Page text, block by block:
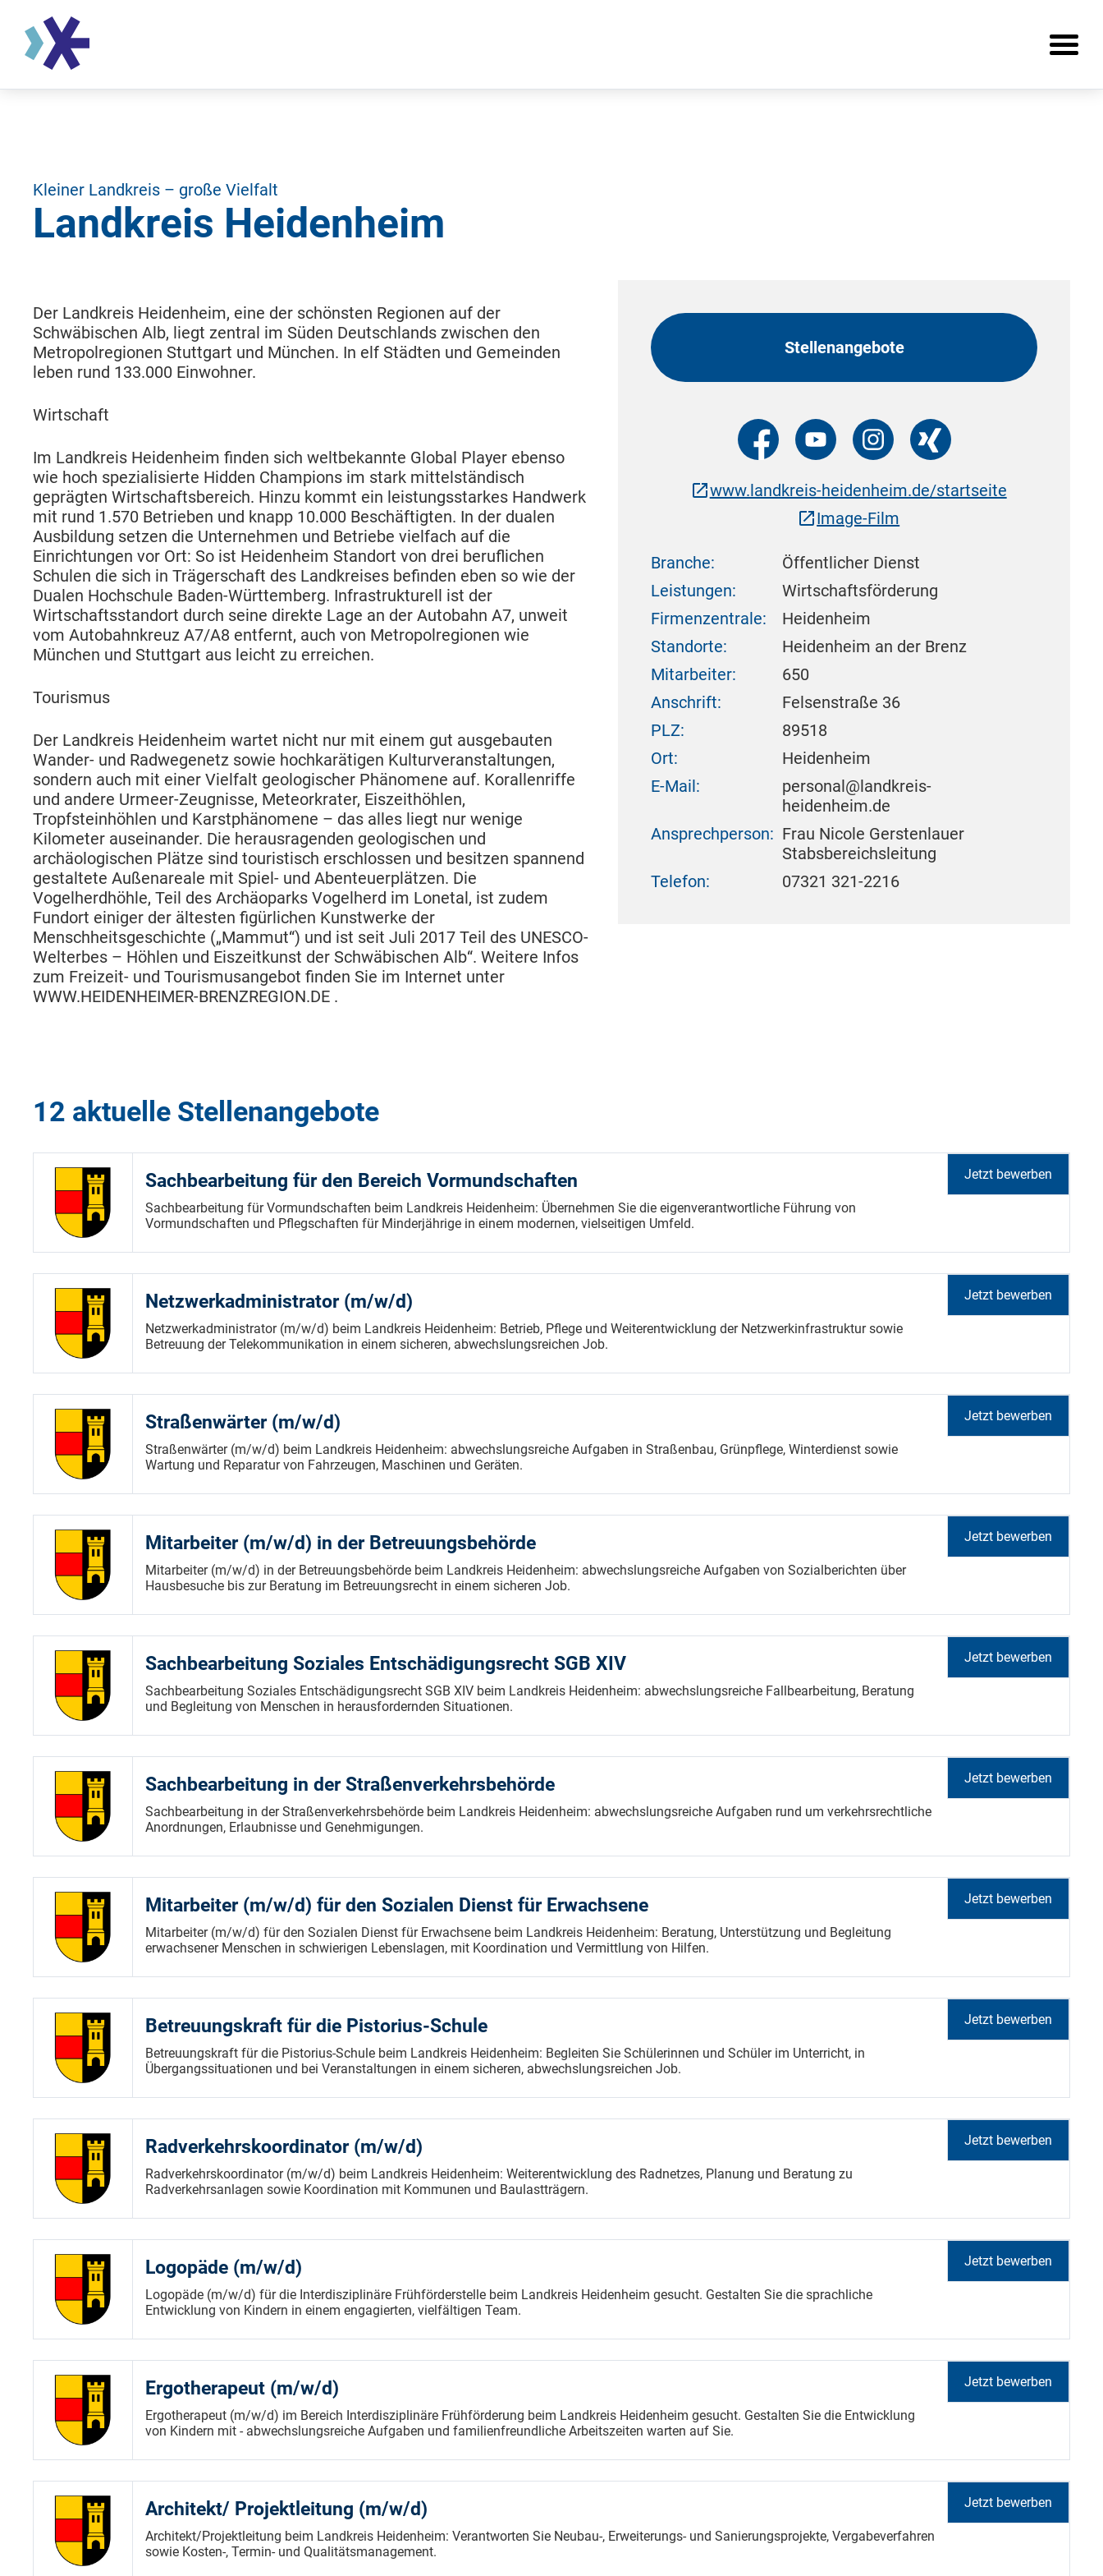
Kleiner Landkreis – große Vielfalt
Landkreis Heidenheim
Der Landkreis Heidenheim, eine der schönsten Regionen auf der
Schwäbischen Alb, liegt zentral im Süden Deutschlands zwischen den
Metropolregionen Stuttgart und München. In elf Städten und Gemeinden
leben rund 133.000 Einwohner.
Wirtschaft
Im Landkreis Heidenheim finden sich weltbekannte Global Player ebenso
wie hoch spezialisierte Hidden Champions im stark mittelständisch
geprägten Wirtschaftsbereich. Hinzu kommt ein leistungsstarkes Handwerk
mit rund 1.570 Betrieben und knapp 10.000 Beschäftigten. In der dualen
Ausbildung setzen die Unternehmen und Betriebe vielfach auf die
Einrichtungen vor Ort: So ist Heidenheim Standort von drei beruflichen
Schulen die sich in Trägerschaft des Landkreises befinden eben so wie der
Dualen Hochschule Baden-Württemberg. Infrastrukturell ist der
Wirtschaftsstandort durch seine direkte Lage an der Autobahn A7, unweit
vom Autobahnkreuz A7/A8 entfernt, auch von Metropolregionen wie
München und Stuttgart aus leicht zu erreichen.
Tourismus
Der Landkreis Heidenheim wartet nicht nur mit einem gut ausgebauten
Wander- und Radwegenetz sowie hochkarätigen Kulturveranstaltungen,
sondern auch mit einer Vielfalt geologischer Phänomene auf. Korallenriffe
und andere Urmeer-Zeugnisse, Meteorkrater, Eiszeithöhlen,
Tropfsteinhöhlen und Karstphänomene – das alles liegt nur wenige
Kilometer auseinander. Die herausragenden geologischen und
archäologischen Plätze sind touristisch erschlossen und besitzen spannend
gestaltete Außenareale mit Spiel- und Abenteuerplätzen. Die
Vogelherdhöhle, Teil des Archäoparks Vogelherd im Lonetal, ist zudem
Fundort einiger der ältesten figürlichen Kunstwerke der
Menschheitsgeschichte („Mammut“) und ist seit Juli 2017 Teil des UNESCO-
Welterbes – Höhlen und Eiszeitkunst der Schwäbischen Alb“. Weitere Infos
zum Freizeit- und Tourismusangebot finden Sie im Internet unter
WWW.HEIDENHEIMER-BRENZREGION.DE .
Stellenangebote
www.landkreis-heidenheim.de/startseite
Image-Film
Branche:
Öffentlicher Dienst
Leistungen:
Wirtschaftsförderung
Firmenzentrale:
Heidenheim
Standorte:
Heidenheim an der Brenz
Mitarbeiter:
650
Anschrift:
Felsenstraße 36
PLZ:
89518
Ort:
Heidenheim
E-Mail:
personal@landkreis-
heidenheim.de
Ansprechperson: Frau Nicole Gerstenlauer
Stabsbereichsleitung
Telefon:
07321 321-2216
12 aktuelle Stellenangebote
Sachbearbeitung für den Bereich Vormundschaften
Sachbearbeitung für Vormundschaften beim Landkreis Heidenheim: Übernehmen Sie die eigenverantwortliche Führung von
Vormundschaften und Pflegschaften für Minderjährige in einem modernen, vielseitigen Umfeld.
Jetzt bewerben
Netzwerkadministrator (m/w/d)
Netzwerkadministrator (m/w/d) beim Landkreis Heidenheim: Betrieb, Pflege und Weiterentwicklung der Netzwerkinfrastruktur sowie
Betreuung der Telekommunikation in einem sicheren, abwechslungsreichen Job.
Jetzt bewerben
Straßenwärter (m/w/d)
Straßenwärter (m/w/d) beim Landkreis Heidenheim: abwechslungsreiche Aufgaben in Straßenbau, Grünpflege, Winterdienst sowie
Wartung und Reparatur von Fahrzeugen, Maschinen und Geräten.
Jetzt bewerben
Mitarbeiter (m/w/d) in der Betreuungsbehörde
Mitarbeiter (m/w/d) in der Betreuungsbehörde beim Landkreis Heidenheim: abwechslungsreiche Aufgaben von Sozialberichten über
Hausbesuche bis zur Beratung im Betreuungsrecht in einem sicheren Job.
Jetzt bewerben
Sachbearbeitung Soziales Entschädigungsrecht SGB XIV
Sachbearbeitung Soziales Entschädigungsrecht SGB XIV beim Landkreis Heidenheim: abwechslungsreiche Fallbearbeitung, Beratung
und Begleitung von Menschen in herausfordernden Situationen.
Jetzt bewerben
Sachbearbeitung in der Straßenverkehrsbehörde
Sachbearbeitung in der Straßenverkehrsbehörde beim Landkreis Heidenheim: abwechslungsreiche Aufgaben rund um verkehrsrechtliche
Anordnungen, Erlaubnisse und Genehmigungen.
Jetzt bewerben
Mitarbeiter (m/w/d) für den Sozialen Dienst für Erwachsene
Mitarbeiter (m/w/d) für den Sozialen Dienst für Erwachsene beim Landkreis Heidenheim: Beratung, Unterstützung und Begleitung
erwachsener Menschen in schwierigen Lebenslagen, mit Koordination und Vermittlung von Hilfen.
Jetzt bewerben
Betreuungskraft für die Pistorius-Schule
Betreuungskraft für die Pistorius-Schule beim Landkreis Heidenheim: Begleiten Sie Schülerinnen und Schüler im Unterricht, in
Übergangssituationen und bei Veranstaltungen in einem sicheren, abwechslungsreichen Job.
Jetzt bewerben
Radverkehrskoordinator (m/w/d)
Radverkehrskoordinator (m/w/d) beim Landkreis Heidenheim: Weiterentwicklung des Radnetzes, Planung und Beratung zu
Radverkehrsanlagen sowie Koordination mit Kommunen und Baulastträgern.
Jetzt bewerben
Logopäde (m/w/d)
Logopäde (m/w/d) für die Interdisziplinäre Frühförderstelle beim Landkreis Heidenheim gesucht. Gestalten Sie die sprachliche
Entwicklung von Kindern in einem engagierten, vielfältigen Team.
Jetzt bewerben
Ergotherapeut (m/w/d)
Ergotherapeut (m/w/d) im Bereich Interdisziplinäre Frühförderung beim Landkreis Heidenheim gesucht. Gestalten Sie die Entwicklung
von Kindern mit - abwechslungsreiche Aufgaben und familienfreundliche Arbeitszeiten warten auf Sie.
Jetzt bewerben
Architekt/ Projektleitung (m/w/d)
Architekt/Projektleitung beim Landkreis Heidenheim: Verantworten Sie Neubau-, Erweiterungs- und Sanierungsprojekte, Vergabeverfahren
sowie Kosten-, Termin- und Qualitätsmanagement.
Jetzt bewerben